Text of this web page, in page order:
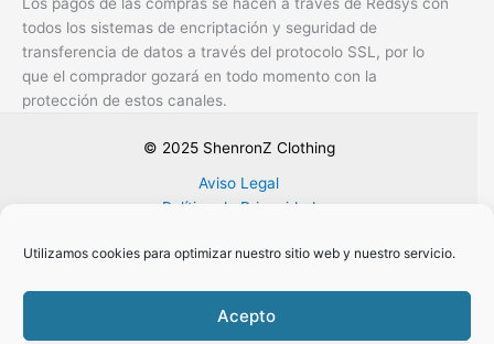
Utilizamos cookies para optimizar nuestro sitio web y nuestro servicio.
Acepto
todos los sistemas de encriptación y seguridad de
transferencia de datos a través del protocolo SSL, por lo
que el comprador gozará en todo momento con la
protección de estos canales.
© 2025 ShenronZ Clothing
Aviso Legal
Política de Privacidad
Envíos, Cancelación y Devolución de Pedidos
Preguntas Frecuentes